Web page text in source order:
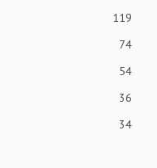
119
74
54
36
34